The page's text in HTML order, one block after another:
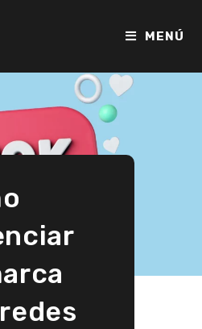
MENÚ